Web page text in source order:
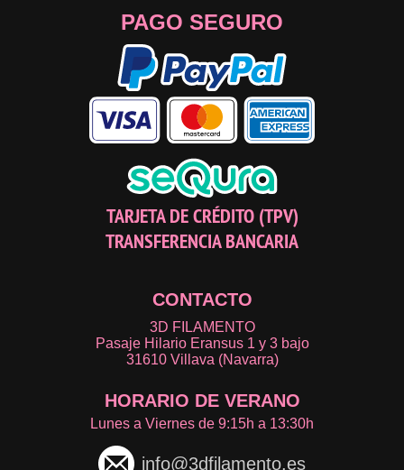
PAGO SEGURO
TARJETA DE CRÉDITO (TPV)
TRANSFERENCIA BANCARIA
CONTACTO
3D FILAMENTO
Pasaje Hilario Eransus 1 y 3 bajo
31610 Villava (Navarra)
HORARIO DE VERANO
Lunes a Viernes de 9:15h a 13:30h
info@3dfilamento.es